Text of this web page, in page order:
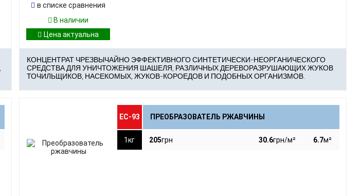
в списке сравнения
В наличии
КОНЦЕНТРАТ ЧРЕЗВЫЧАЙНО ЭФФЕКТИВНОГО СИНТЕТИЧЕСКИ-НЕОРГАНИЧЕСКОГО
СРЕДСТВА ДЛЯ УНИЧТОЖЕНИЯ ШАШЕЛЯ, РАЗЛИЧНЫХ ДЕРЕВОРАЗРУШАЮЩИХ ЖУКОВ
ТОЧИЛЬЩИКОВ, НАСЕКОМЫХ, ЖУКОВ-КОРОЕДОВ И ПОДОБНЫХ ОРГАНИЗМОВ.
ЕС-93 ПРЕОБРАЗОВАТЕЛЬ РЖАВЧИНЫ
1кг 205грн 30.6грн/м² 6.7м²
Стоимость на 1м² поверхности ≈